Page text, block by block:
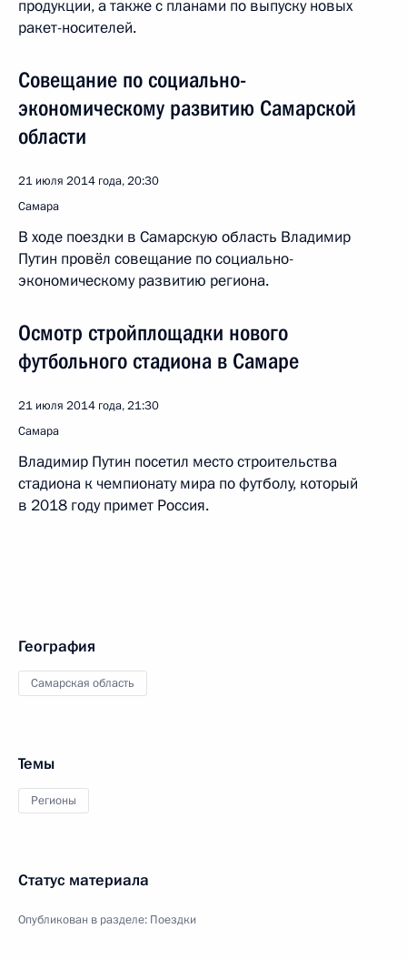
продукции, а также с планами по выпуску новых
ракет-носителей.
Совещание по социально-
экономическому развитию Самарской
области
21 июля 2014 года, 20:30
Самара
В ходе поездки в Самарскую область Владимир
Путин провёл совещание по социально-
экономическому развитию региона.
Осмотр стройплощадки нового
футбольного стадиона в Самаре
21 июля 2014 года, 21:30
Самара
Владимир Путин посетил место строительства
стадиона к чемпионату мира по футболу, который
в 2018 году примет Россия.
География
Самарская область
Темы
Регионы
Статус материала
Опубликован в разделе: Поездки